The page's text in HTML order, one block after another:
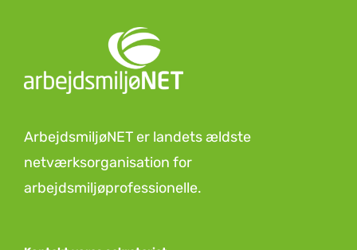
ArbejdsmiljøNET er landets ældste
netværksorganisation for
arbejdsmiljøprofessionelle.